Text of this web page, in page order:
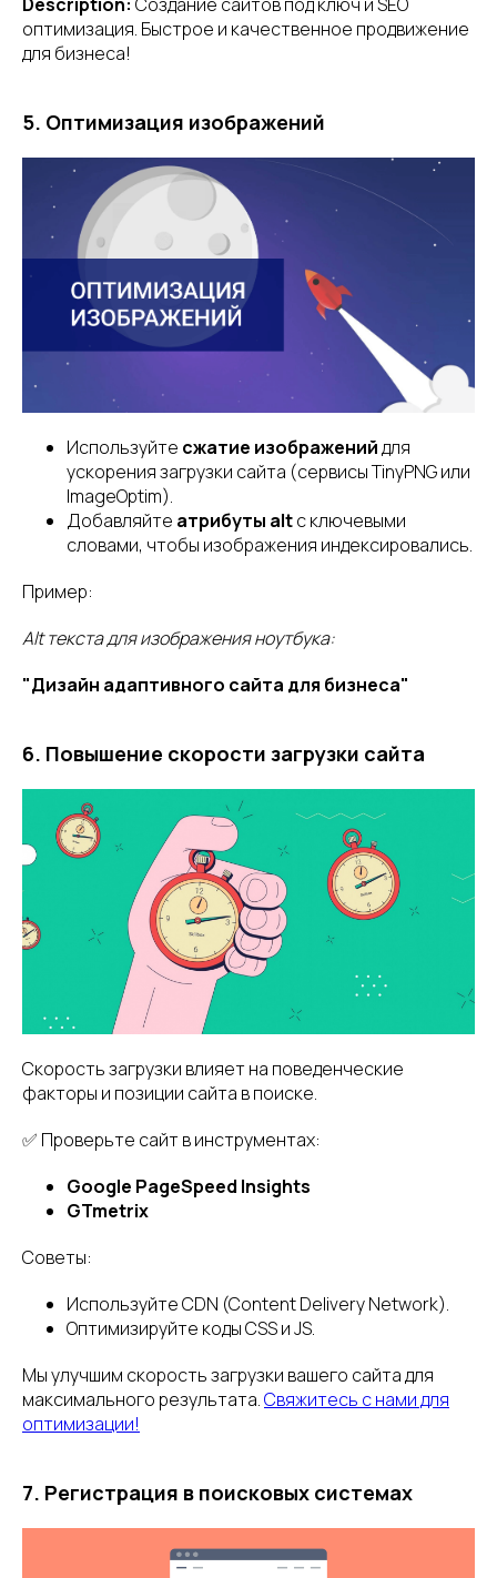
оптимизация. Быстрое и качественное продвижение
для бизнеса!
5. Оптимизация изображений
Используйте сжатие изображенийдля
ускорения загрузки сайта (сервисы TinyPNG или
ImageOptim).
Добавляйте атрибуты altс ключевыми
словами, чтобы изображения индексировались.
Пример:
Alt текста для изображения ноутбука:
"Дизайн адаптивного сайта для бизнеса"
6. Повышение скорости загрузки сайта
Скорость загрузки влияет на поведенческие
факторы и позиции сайта в поиске.
✅ Проверьте сайт в инструментах:
Google PageSpeed Insights
GTmetrix
Советы:
Используйте CDN (Content Delivery Network).
Оптимизируйте коды CSS и JS.
Мы улучшим скорость загрузки вашего сайта для
максимального результата.Свяжитесь с нами для
оптимизации!
7. Регистрация в поисковых системах